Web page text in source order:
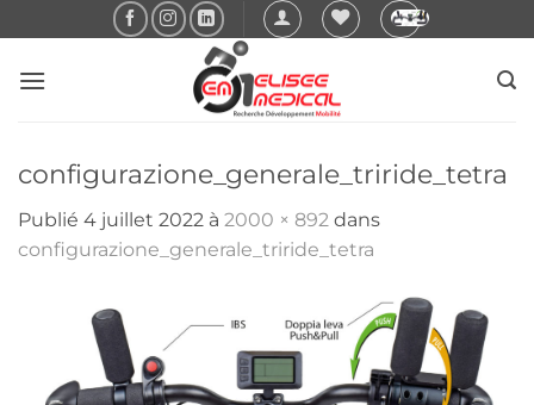
au
contenu
configurazione_generale_triride_tetra
Publié 4 juillet 2022 à 2000 × 892 dans
configurazione_generale_triride_tetra